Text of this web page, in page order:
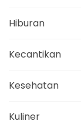
Hiburan
Kecantikan
Kesehatan
Kuliner